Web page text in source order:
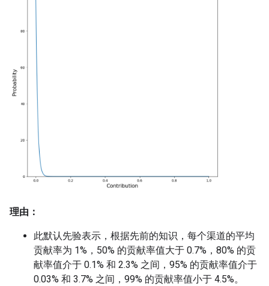
理由：
此默认先验表示，根据先前的知识，每个渠道的平均
贡献率为 1%，50% 的贡献率值大于 0.7%，80% 的贡
献率值介于 0.1% 和 2.3% 之间，95% 的贡献率值介于
0.03% 和 3.7% 之间，99% 的贡献率值小于 4.5%。